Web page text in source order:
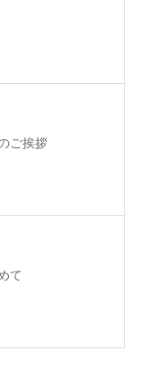
ご挨拶
て